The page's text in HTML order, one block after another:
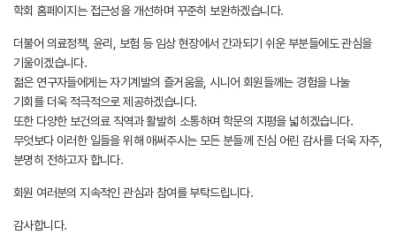
학회 홈페이지는 접근성을 개선하며 꾸준히 보완하겠습니다.
더불어 의료정책, 윤리, 보험 등 임상 현장에서 간과되기 쉬운 부분들에도 관심을
기울이겠습니다.
젊은 연구자들에게는 자기계발의 즐거움을, 시니어 회원들께는 경험을 나눌
기회를 더욱 적극적으로 제공하겠습니다.
또한 다양한 보건의료 직역과 활발히 소통하며 학문의 지평을 넓히겠습니다.
무엇보다 이러한 일들을 위해 애써주시는 모든 분들께 진심 어린 감사를 더욱 자주,
분명히 전하고자 합니다.
회원 여러분의 지속적인 관심과 참여를 부탁드립니다.
감사합니다.